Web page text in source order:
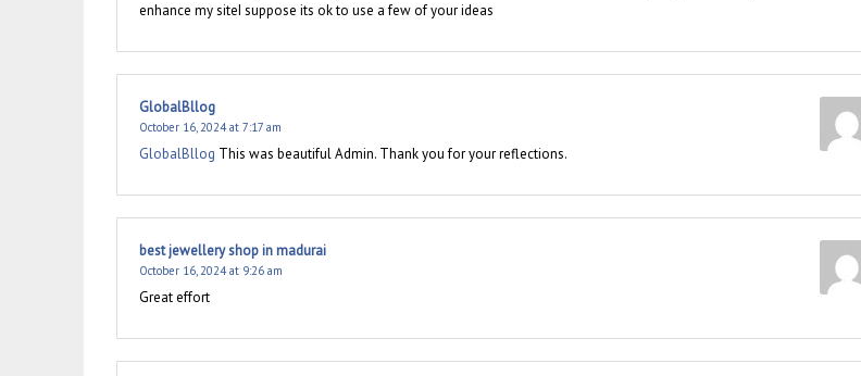
enhance my siteI suppose its ok to use a few of your ideas
GlobalBllog
October 16, 2024 at 7:17 am
GlobalBllog This was beautiful Admin. Thank you for your reflections.
best jewellery shop in madurai
October 16, 2024 at 9:26 am
Great effort